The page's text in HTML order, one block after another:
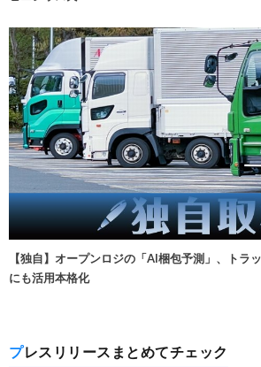
【独自】オープンロジの「AI梱包予測」、トラ
にも活用本格化
プレスリリースまとめてチェック